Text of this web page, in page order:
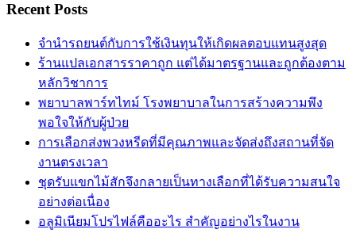
Recent Posts
จำนำรถยนต์กับการใช้เงินทุนให้เกิดผลตอบแทนสูงสุด
ร้านแปลเอกสารราคาถูก แต่ได้มาตรฐานและถูกต้องตาม
หลักวิชาการ
พยาบาลพาร์ทไทม์ โรงพยาบาลในการสร้างความพึง
พอใจให้กับผู้ป่วย
การเลือกส่งพวงหรีดที่มีคุณภาพและจัดส่งถึงสถานที่จัด
งานตรงเวลา
ชุดรับแขกไม้สักจึงกลายเป็นทางเลือกที่ได้รับความสนใจ
อย่างต่อเนื่อง
อลูมิเนียมโปรไฟล์คืออะไร สำคัญอย่างไรในงาน